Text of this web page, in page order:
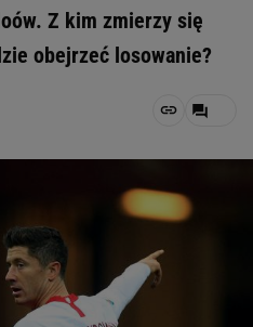
Z kim zmierzy się
obejrzeć losowanie?